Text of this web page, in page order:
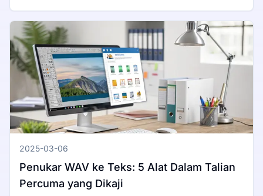
untuk Windows & Mac
2025-03-06
Penukar WAV ke Teks: 5 Alat Dalam Talian
Percuma yang Dikaji